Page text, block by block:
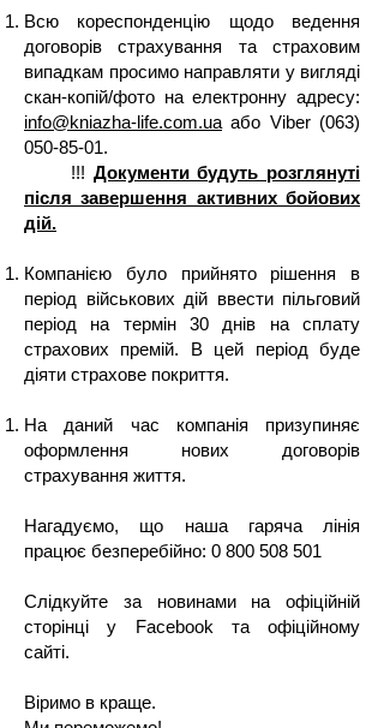
Всю кореспонденцію щодо ведення
договорів страхування та страховим
випадкам просимо направляти у вигляді
скан-копій/фото на електронну адресу:
info@kniazha-life.com.ua або Viber (063)
050-85-01.
!!! Документи будуть розглянуті
після завершення активних бойових
дій.
Компанією було прийнято рішення в
період військових дій ввести пільговий
період на термін 30 днів на сплату
страхових премій. В цей період буде
діяти страхове покриття.
На даний час компанія призупиняє
оформлення нових договорів
страхування життя.
Нагадуємо, що наша гаряча лінія
працює безперебійно: 0 800 508 501
Слідкуйте за новинами на офіційній
сторінці у Facebook та офіційному
сайті.
Віримо в краще.